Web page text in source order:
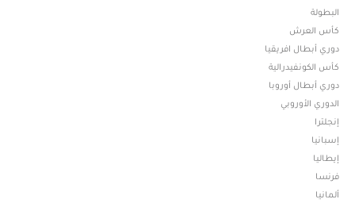
البطولة
كأس العرش
دوري أبطال افريقيا
كأس الكونفيدرالية
دوري أبطال أوروبا
الدوري الأوروبي
إنجلترا
إسبانيا
إيطاليا
فرنسا
ألمانيا